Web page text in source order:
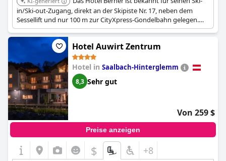
in/Ski-out-Zugang, direkt an der Skipiste Nr. 17, neben dem
Sessellift und nur 100 m zur CityXpress-Gondelbahn gelegen.
Das Hotel bietet einen kompletten Winterservice inklusive
Skiverleih und Skischule im Hotel. Seine zentrale Lage bietet
einfachen Zugang zu den Pisten und dem Stadtzentrum.
Hotel Auwirt Zentrum
Hotel in Saalbach-Hinterglemm
8,3 Sehr gut
Von 259 $
Preise anzeigen
$ +8